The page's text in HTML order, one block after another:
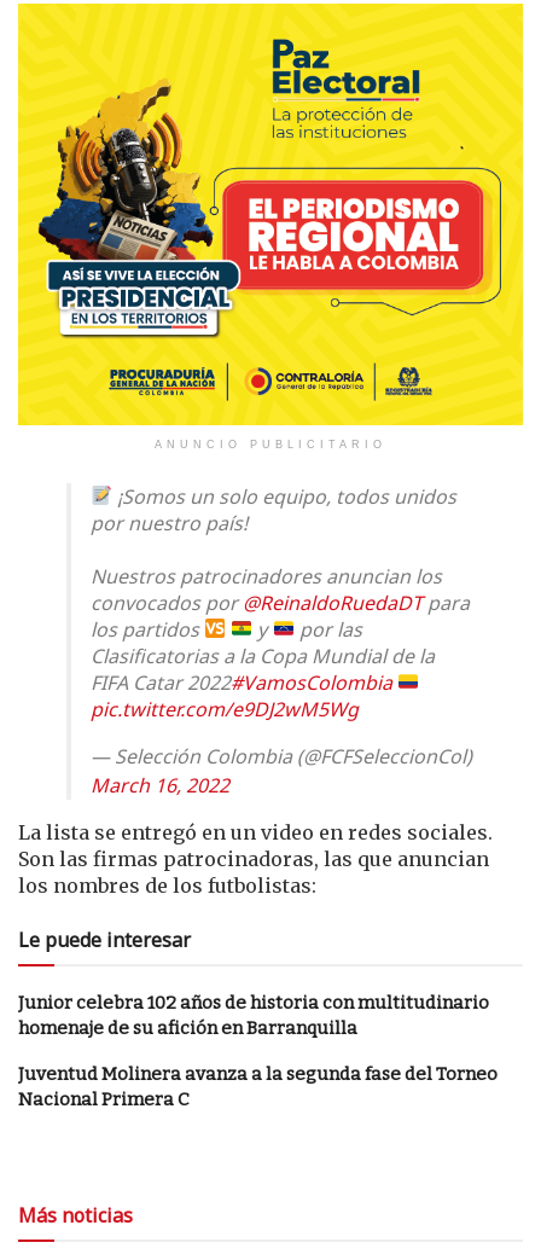
ANUNCIO PUBLICITARIO
¡Somos un solo equipo, todos unidos
por nuestro país!
Nuestros patrocinadores anuncian los
convocados por@ReinaldoRuedaDTpara
los partidos
y
por las
Clasificatorias a la Copa Mundial de la
FIFA Catar 2022#VamosColombia
pic.twitter.com/e9DJ2wM5Wg
— Selección Colombia (@FCFSeleccionCol)
March 16, 2022
La lista se entregó en un video en redes sociales.
Son las firmas patrocinadoras, las que anuncian
los nombres de los futbolistas:
Le puede interesar
Junior celebra 102 años de historia con multitudinario
homenaje de su afición en Barranquilla
Juventud Molinera avanza a la segunda fase del Torneo
Nacional Primera C
Más noticias